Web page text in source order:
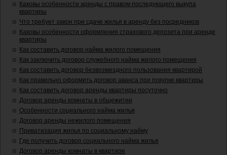
Каковы особенности аренды с правом последующего выкупа
квартиры
Что требует закон при сдаче жилья в аренду без посредников
Каковы особенности оформления страхового депозита при аренде
квартиры
Как составить договор найма жилого помещения
Как заключить договор служебного найма жилого помещения
Как составить договор безвозмездного пользования квартирой
Как правильно оформить договор аванса при покупке квартиры
Как составить договор аренды квартиры посуточно
Договор аренды комнаты в общежитии
Особенности социального найма жилья
Договор аренды нежилого помещения
Приватизация жилья по социальному найму
Где получить договор социального найма жилья
Договор аренды комнаты в квартире